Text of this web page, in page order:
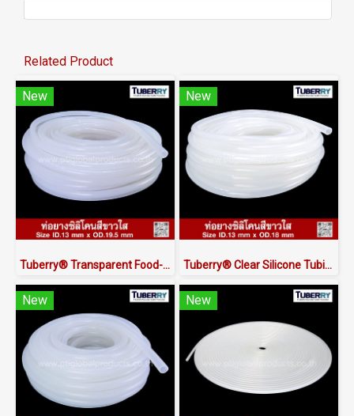
Related Product
New
Tuberry® Transparent Food-Grade Silicone Tubing 13 × 19.5 mm | Made in Thailand
New
Tuberry® Clear Silicone Tubing | FDA Food Grade (ID 13mm x OD 18mm)
New New